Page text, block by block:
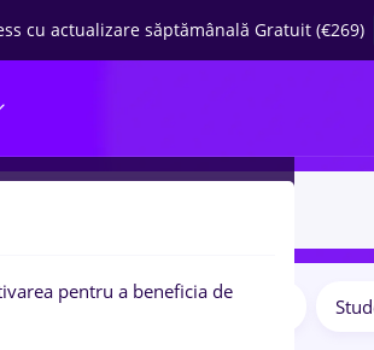
cu actualizare săptămânală Gratuit (€269)
pentru a beneficia de